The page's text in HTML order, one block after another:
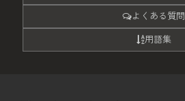
よくある質問
用語集